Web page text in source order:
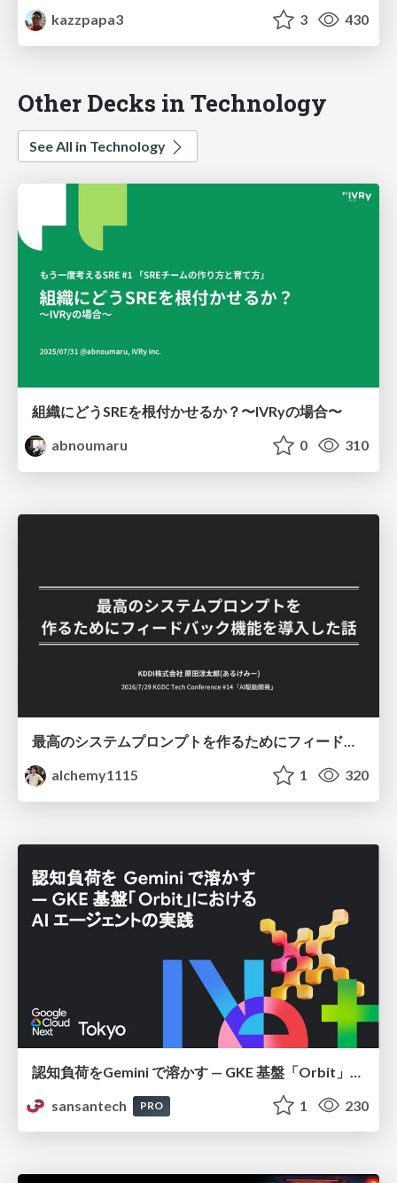
kazzpapa3
3 430
Other Decks in Technology
See All in Technology
組織にどうSREを根付かせるか？〜IVRyの場合〜
abnoumaru
0 310
最高のシステムプロンプトを作るためにフィードバック機能を導入した話
alchemy1115
1 320
sansantech
PRO 1 230